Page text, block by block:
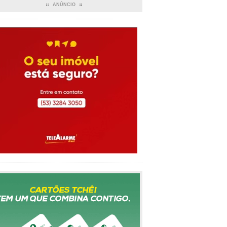
ANÚNCIO